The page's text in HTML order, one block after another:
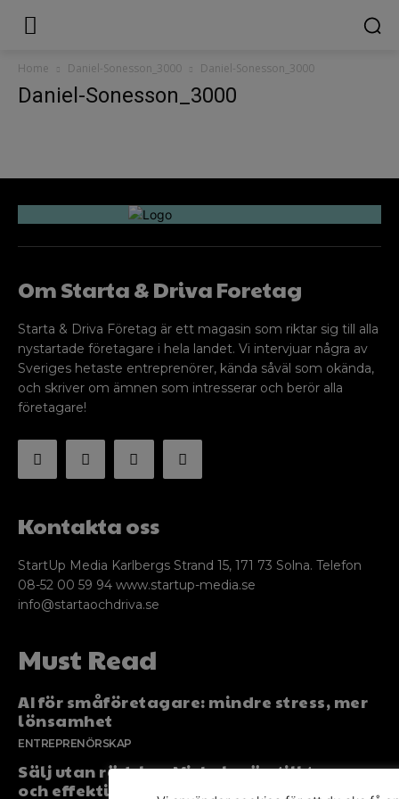
Home Daniel-Sonesson_3000 Daniel-Sonesson_3000
Daniel-Sonesson_3000
Om Starta & Driva Foretag
Starta & Driva Företag är ett magasin som riktar sig till alla
nystartade företagare i hela landet. Vi intervjuar några av
Sveriges hetaste entreprenörer, kända såväl som okända,
och skriver om ämnen som intresserar och berör alla
företagare!
Kontakta oss
StartUp Media Karlbergs Strand 15, 171 73 Solna. Telefon
08-52 00 59 94 www.startup-media.se
info@startaochdriva.se
Must Read
AI för småföretagare: mindre stress, mer
lönsamhet
ENTREPRENÖRSKAP
Sälj utan rädsla – Michels väg till trygg
och effektiv försäljning